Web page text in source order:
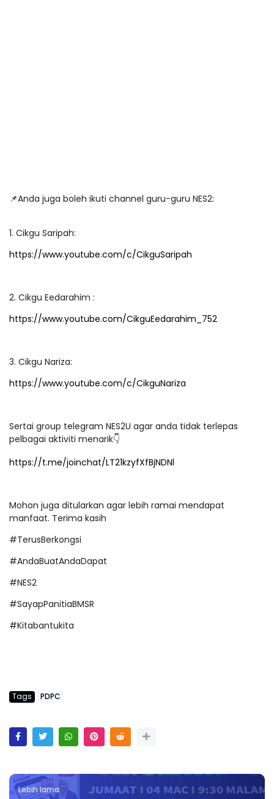
📌Anda juga boleh ikuti channel guru-guru NES2:
1. Cikgu Saripah:
https://www.youtube.com/c/CikguSaripah
2. Cikgu Eedarahim :
https://www.youtube.com/CikguEedarahim_752
3. Cikgu Nariza:
https://www.youtube.com/c/CikguNariza
Sertai group telegram NES2U agar anda tidak terlepas
pelbagai aktiviti menarik👇
https://t.me/joinchat/LT21kzyfXfBjNDNl
Mohon juga ditularkan agar lebih ramai mendapat
manfaat. Terima kasih
#TerusBerkongsi
#AndaBuatAndaDapat
#NES2
#SayapPanitiaBMSR
#Kitabantukita
Tags PDPC
Lebih lama